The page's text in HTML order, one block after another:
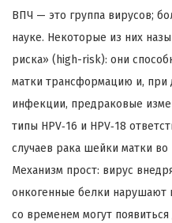
ВПЧ — это группа вирусов;
науке. Некоторые из них
риска» (high-risk): они
матки трансформацию и, при
инфекции, предраковые
типы HPV‑16 и HPV‑18
случаев рака шейки матки
Механизм прост: вирус
онкогенные белки нарушают
со временем могут